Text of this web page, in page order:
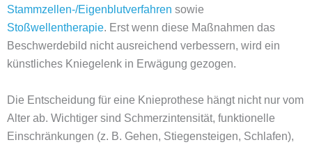
Stammzellen-/Eigenblutverfahren sowie
Stoßwellentherapie. Erst wenn diese Maßnahmen das
Beschwerdebild nicht ausreichend verbessern, wird ein
künstliches Kniegelenk in Erwägung gezogen.
Die Entscheidung für eine Knieprothese hängt nicht nur vom
Alter ab. Wichtiger sind Schmerzintensität, funktionelle
Einschränkungen (z. B. Gehen, Stiegensteigen, Schlafen),